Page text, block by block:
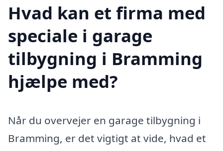
Hvad kan et firma med
speciale i garage
tilbygning i Bramming
hjælpe med?
Når du overvejer en garage tilbygning i
Bramming, er det vigtigt at vide, hvad et